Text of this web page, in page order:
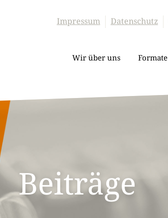
Impressum Datenschutz
Wir über uns Formate
Beiträge